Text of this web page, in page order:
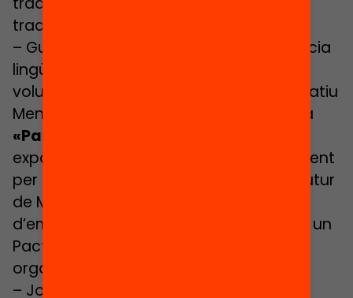
tradicionals?
– Guida Al·lès, formadora en competència
lingüística i membre de l’equip de
voluntaris impulsors del Moviment Educatiu
MenorcaEdu21, ens planteja la pregunta
«Pacte Educatiu. I si fos possible?»
exposant les tres claus d’aquest Moviment
per convertir l’educació en la clau del futur
de Menorca: viure en un context
d’emergència, treballar col·lectivament un
Pacte educatiu des de la base i ser
organització 2.0. Què n’opines?
– Joan Badia i Pujol, professor de